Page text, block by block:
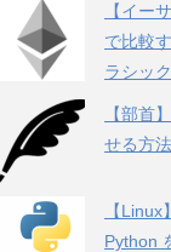
【イー
で比較
ラシック
【部首
せる方法
【
Python